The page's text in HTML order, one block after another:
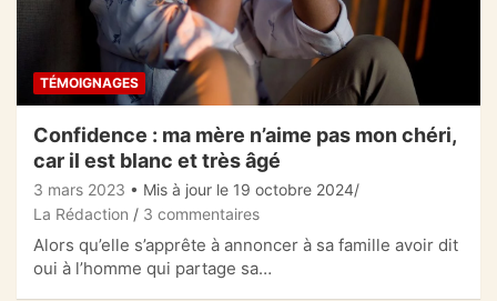
TÉMOIGNAGES
Confidence : ma mère n’aime pas mon chéri,
car il est blanc et très âgé
3 mars 2023 • Mis à jour le 19 octobre 2024
La Rédaction
3 commentaires
Alors qu’elle s’apprête à annoncer à sa famille avoir dit
oui à l’homme qui partage sa…